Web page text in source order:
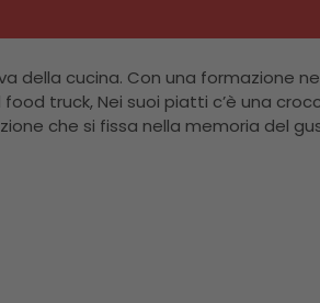
della cucina. Con una formazione
truck, Nei suoi piatti c’è una
che si fissa nella memoria del